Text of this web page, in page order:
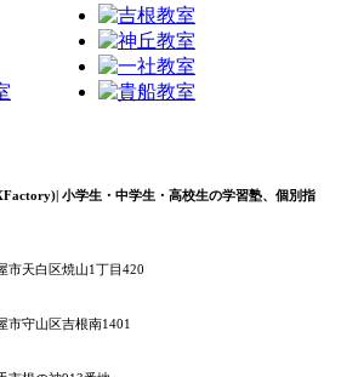
小学生・中学生・高校生の学習塾、個別指
市天白区焼山1丁目420
市守山区吉根南1401